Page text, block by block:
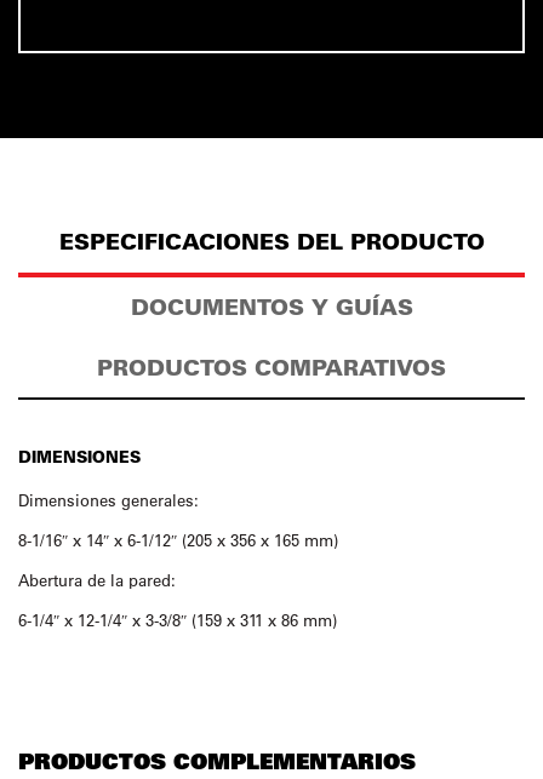
ESPECIFICACIONES DEL PRODUCTO
DOCUMENTOS Y GUÍAS
PRODUCTOS COMPARATIVOS
DIMENSIONES
Dimensiones generales:
8-1/16″ x 14″ x 6-1/12″ (205 x 356 x 165 mm)
Abertura de la pared:
6-1/4″ x 12-1/4″ x 3-3/8″ (159 x 311 x 86 mm)
PRODUCTOS COMPLEMENTARIOS